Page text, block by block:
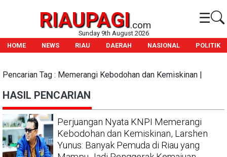
RIAUPAGI.com ☰
Sunday 9th August 2026
HOME
NEWS RIAU DAERAH NASIONAL POLITIK
Pencarian Tag : Memerangi Kebodohan dan Kemiskinan |
HASIL PENCARIAN
Perjuangan Nyata KNPI Memerangi
Kebodohan dan Kemiskinan, Larshen
Yunus: Banyak Pemuda di Riau yang